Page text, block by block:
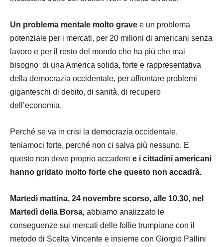
Un problema mentale molto grave e un problema
potenziale per i mercati, per 20 milioni di americani senza
lavoro e per il resto del mondo che ha più che mai
bisogno di una America solida, forte e rappresentativa
della democrazia occidentale, per affrontare problemi
giganteschi di debito, di sanità, di recupero
dell’economia.
Perché se va in crisi la democrazia occidentale,
teniamoci forte, perché non ci salva più nessuno. E
questo non deve proprio accadere e i cittadini americani
hanno gridato molto forte che questo non accadrà.
Martedì mattina, 24 novembre scorso, alle 10.30, nel
Martedì della Borsa, abbiamo analizzato le
conseguenze sui mercati delle follie trumpiane con il
metodo di Scelta Vincente e insieme con Giorgio Pallini